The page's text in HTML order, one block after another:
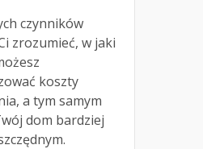
czynników
zrozumieć, w jaki
koszty
a tym samym
dom bardziej